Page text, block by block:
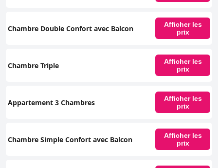
Chambre Double Confort avec Balcon
Afficher les
prix
Chambre Triple
Afficher les
prix
Appartement 3 Chambres
Afficher les
prix
Chambre Simple Confort avec Balcon
Afficher les
prix